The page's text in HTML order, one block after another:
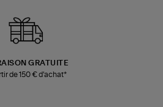
GRATUITE
de 150 € d'achat*